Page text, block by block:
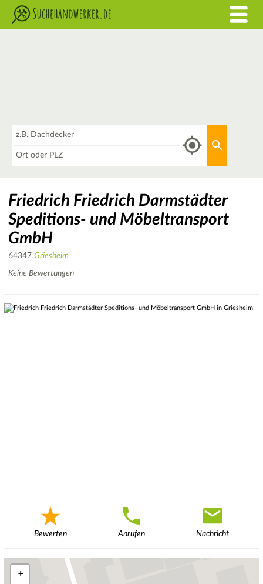
Friedrich Friedrich Darmstädter
Speditions- und Möbeltransport
GmbH
64347 Griesheim
Keine Bewertungen
Bewerten Anrufen Nachricht
+